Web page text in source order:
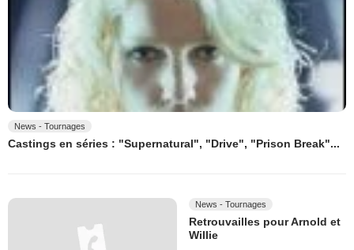
News - Tournages
Castings en séries : "Supernatural", "Drive", "Prison Break"...
News - Tournages
Retrouvailles pour Arnold et
Willie